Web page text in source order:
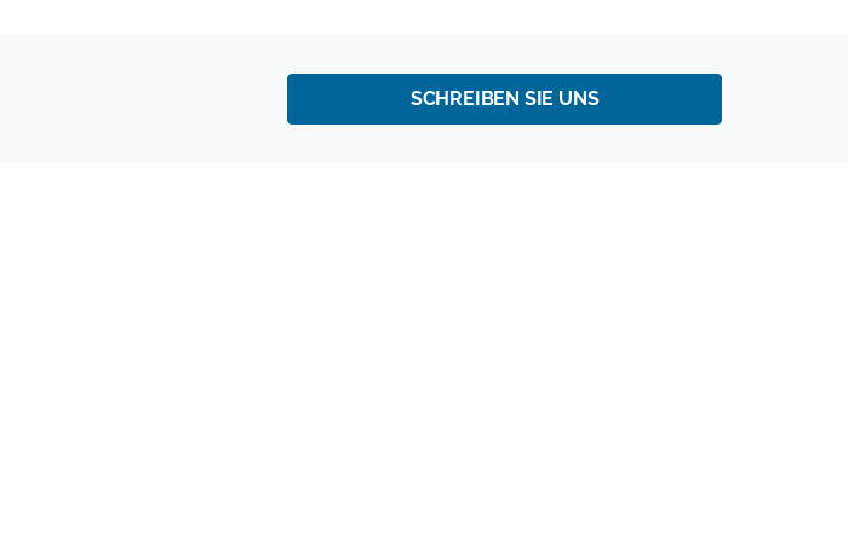
SCHREIBEN SIE UNS